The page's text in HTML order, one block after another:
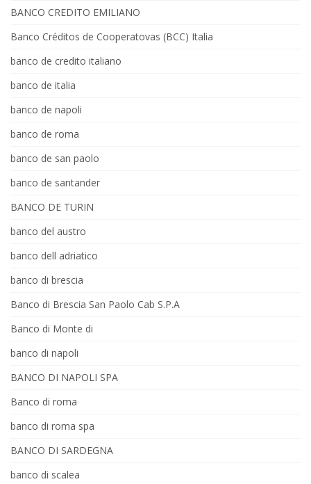
BANCO CREDITO EMILIANO
Banco Créditos de Cooperatovas (BCC) Italia
banco de credito italiano
banco de italia
banco de napoli
banco de roma
banco de san paolo
banco de santander
BANCO DE TURIN
banco del austro
banco dell adriatico
banco di brescia
Banco di Brescia San Paolo Cab S.P.A
Banco di Monte di
banco di napoli
BANCO DI NAPOLI SPA
Banco di roma
banco di roma spa
BANCO DI SARDEGNA
banco di scalea